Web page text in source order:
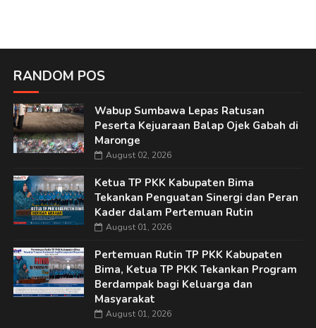
RANDOM POS
Wabup Sumbawa Lepas Ratusan
Peserta Kejuaraan Balap Ojek Gabah di
Maronge
August 02, 2026
Ketua TP PKK Kabupaten Bima
Tekankan Penguatan Sinergi dan Peran
Kader dalam Pertemuan Rutin
August 01, 2026
Pertemuan Rutin TP PKK Kabupaten
Bima, Ketua TP PKK Tekankan Program
Berdampak bagi Keluarga dan
Masyarakat
August 01, 2026